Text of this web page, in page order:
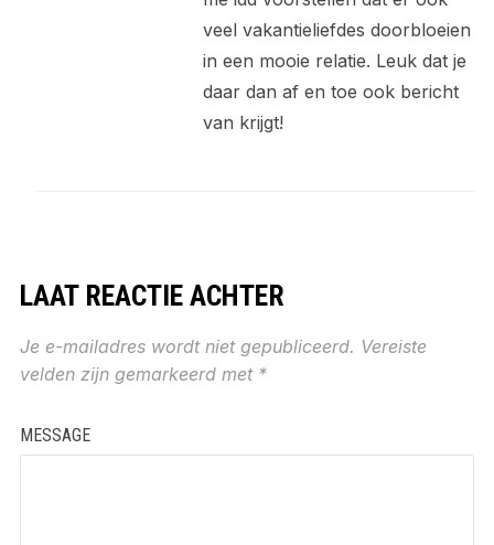
veel vakantieliefdes doorbloeien
in een mooie relatie. Leuk dat je
daar dan af en toe ook bericht
van krijgt!
LAAT REACTIE ACHTER
Je e-mailadres wordt niet gepubliceerd. Vereiste
velden zijn gemarkeerd met *
MESSAGE